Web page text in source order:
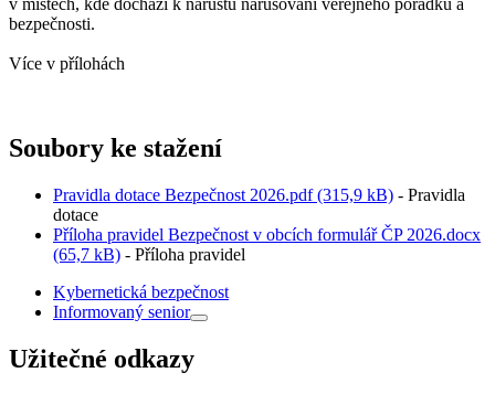
bezpečnosti.
Více v přílohách
Soubory ke stažení
Pravidla dotace Bezpečnost 2026.pdf (315,9 kB) - Pravidla
dotace
Příloha pravidel Bezpečnost v obcích formulář ČP 2026.docx
(65,7 kB) - Příloha pravidel
Kybernetická bezpečnost
Informovaný senior
Užitečné odkazy